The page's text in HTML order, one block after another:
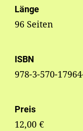
Länge
96 Seiten
ISBN
978-3-570-
Preis
12,00 €